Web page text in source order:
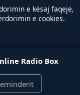
e kësaj faqeje,
e cookies.
Radio Box